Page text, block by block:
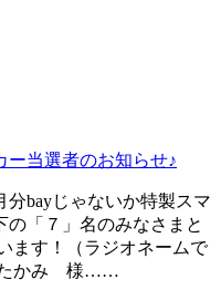
ー当選者のお知らせ♪
bayじゃないか特製スマ
の「７」名のみなさまと
ます！（ラジオネームで
たかみ 様……